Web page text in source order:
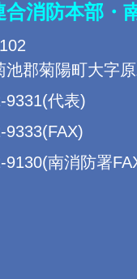
合消防本部・
池郡菊陽町大字
9331(代表)
9333(FAX)
9130(南消防署